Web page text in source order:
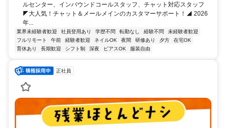
ルセンター、インバウンドコールスタッフ、チャット対応スタッフ
◤大人気！チャット＆メールメインのカスタマーサポート！◢ 2026
年...
業界未経験者歓迎 社員登用あり 学歴不問 転勤なし 経験不問
未経験者歓迎
フルリモート
午前 経験者歓迎 ネイルOK 夜間 研修あり 夕方
在宅OK
育休あり
長期歓迎 シフト制 深夜 ピアスOK 服装自由
正社員